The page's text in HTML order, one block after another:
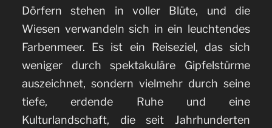
Dörfern stehen in voller Blüte, und die
Wiesen verwandeln sich in ein leuchtendes
Farbenmeer. Es ist ein Reiseziel, das sich
weniger durch spektakuläre Gipfelstürme
auszeichnet, sondern vielmehr durch seine
tiefe, erdende Ruhe und eine
Kulturlandschaft, die seit Jahrhunderten